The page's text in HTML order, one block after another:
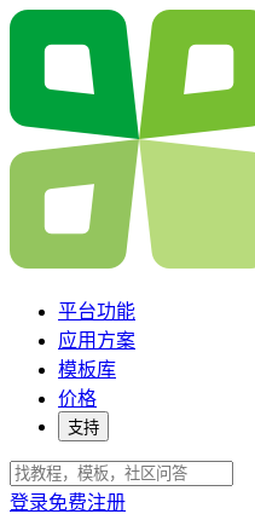
平台功能
应用方案
模板库
价格
支持
登录免费注册